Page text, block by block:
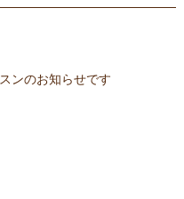
ンのお知らせです